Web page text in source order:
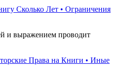
Сколько Лет • Ограничения
и выражением проводит
Права на Книги • Иные